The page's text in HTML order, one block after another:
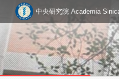
中央研究院 Academia